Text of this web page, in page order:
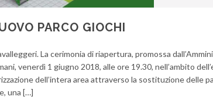
PARCO GIOCHI
La cerimonia di riapertura, promossa
venerdì 1 giugno 2018, alle ore 19.30, nell’ambito
dell’intera area attraverso la sostituzione delle
una […]